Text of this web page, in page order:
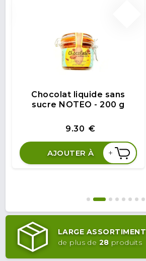
Chocolat liquide sans
sucre NOTEO - 200 g
9.30 €
AJOUTER À +
LARGE ASSORTIMENT
de plus de 28 produits